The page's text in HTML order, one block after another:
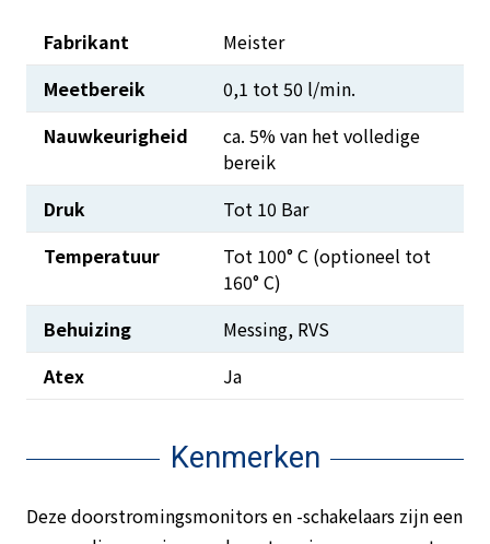
Fabrikant
Meister
Meetbereik
0,1 tot 50 l/min.
Nauwkeurigheid
ca. 5% van het volledige
bereik
Druk
Tot 10 Bar
Temperatuur
Tot 100° C (optioneel tot
160° C)
Behuizing
Messing, RVS
Atex
Ja
Kenmerken
Deze doorstromingsmonitors en -schakelaars zijn een